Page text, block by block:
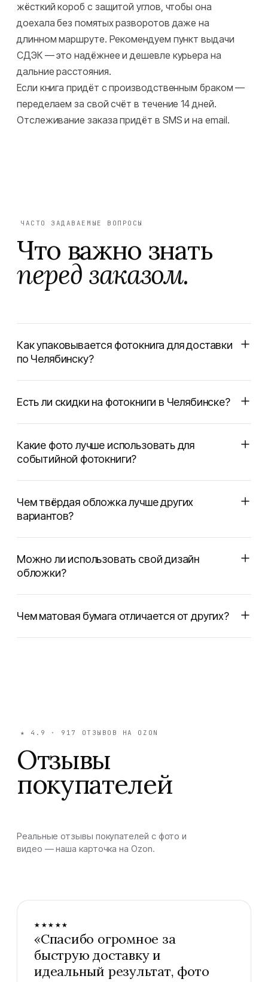
жёсткий короб с защитой углов, чтобы она
доехала без помятых разворотов даже на
длинном маршруте. Рекомендуем пункт выдачи
СДЭК — это надёжнее и дешевле курьера на
дальние расстояния.
Если книга придёт с производственным браком —
переделаем за свой счёт в течение 14 дней.
Отслеживание заказа придёт в SMS и на email.
ЧАСТО ЗАДАВАЕМЫЕ ВОПРОСЫ
Что важно знать
перед заказом.
Как упаковывается фотокнига для доставки
по Челябинску?
Есть ли скидки на фотокниги в Челябинске?
Какие фото лучше использовать для
событийной фотокниги?
Чем твёрдая обложка лучше других
вариантов?
Можно ли использовать свой дизайн
обложки?
Чем матовая бумага отличается от других?
★ 4.9 · 917 ОТЗЫВОВ НА OZON
Отзывы
покупателей
Реальные отзывы покупателей с фото и
видео — наша карточка на Ozon.
★★★★★
«Спасибо огромное за
быструю доставку и
идеальный результат, фото